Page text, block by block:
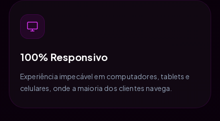
100% Responsivo
Experiência impecável em computadores, tablets e
celulares, onde a maioria dos clientes navega.